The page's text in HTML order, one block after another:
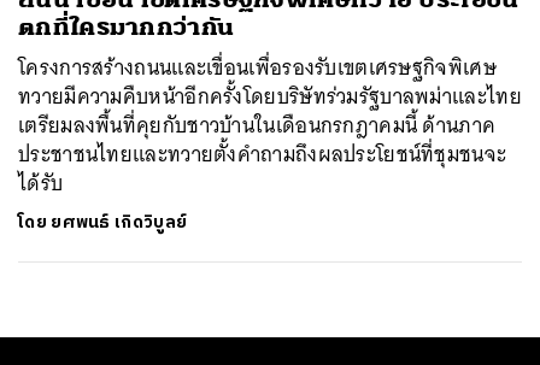
ตกที่ใครมากกว่ากัน
โครงการสร้างถนนและเขื่อนเพื่อรองรับเขตเศรษฐกิจพิเศษ
ทวายมีความคืบหน้าอีกครั้ง​โดยบริษัทร่วมรัฐบาลพม่าและไทย
เตรียมลงพื้นที่คุยกับชาวบ้านในเดือนกรกฎาคมนี้ ด้านภาค
ประชาชนไทยและทวายตั้งคำถามถึงผลประโยชน์ที่ชุมชนจะ
ได้รับ
โดย ยศพนธ์ เกิดวิบูลย์